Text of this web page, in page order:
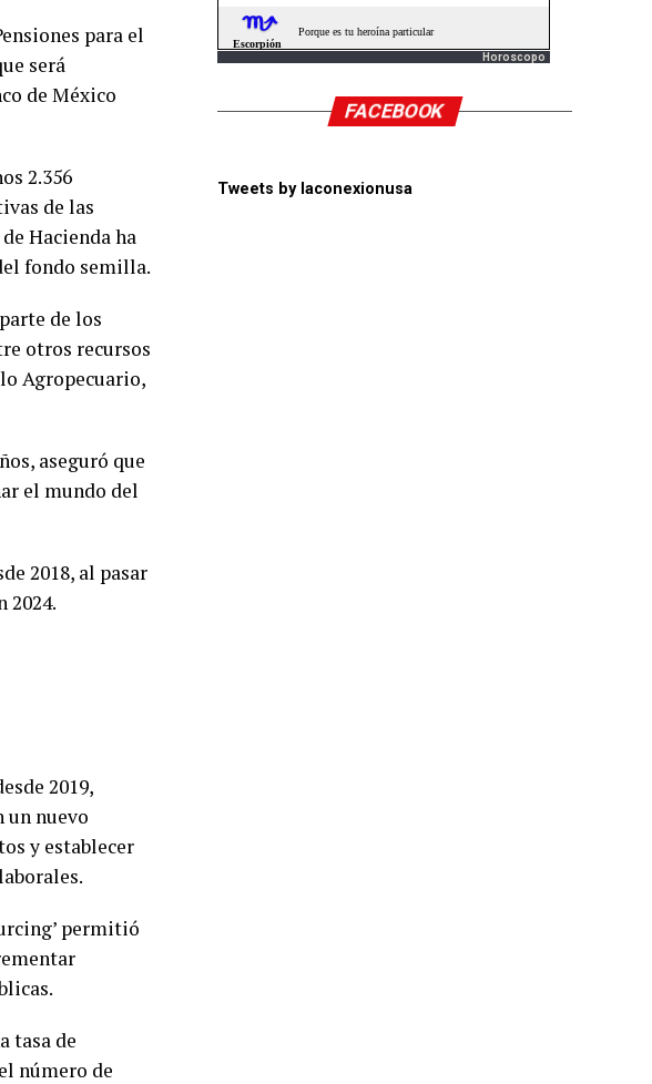
para el
será
de México
2.356
de las
Hacienda ha
fondo semilla.
de los
otros recursos
Agropecuario,
aseguró que
el mundo del
2018, al pasar
2024.
2019,
un nuevo
y establecer
permitió
tasa de
número de
Horoscopo
FACEBOOK
Tweets by laconexionusa